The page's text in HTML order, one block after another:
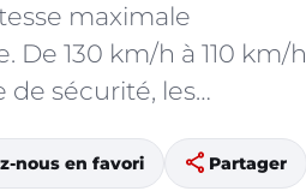
maximale
De 130 km/h à 110 km/h
de sécurité, les…
nous en favori share Partager